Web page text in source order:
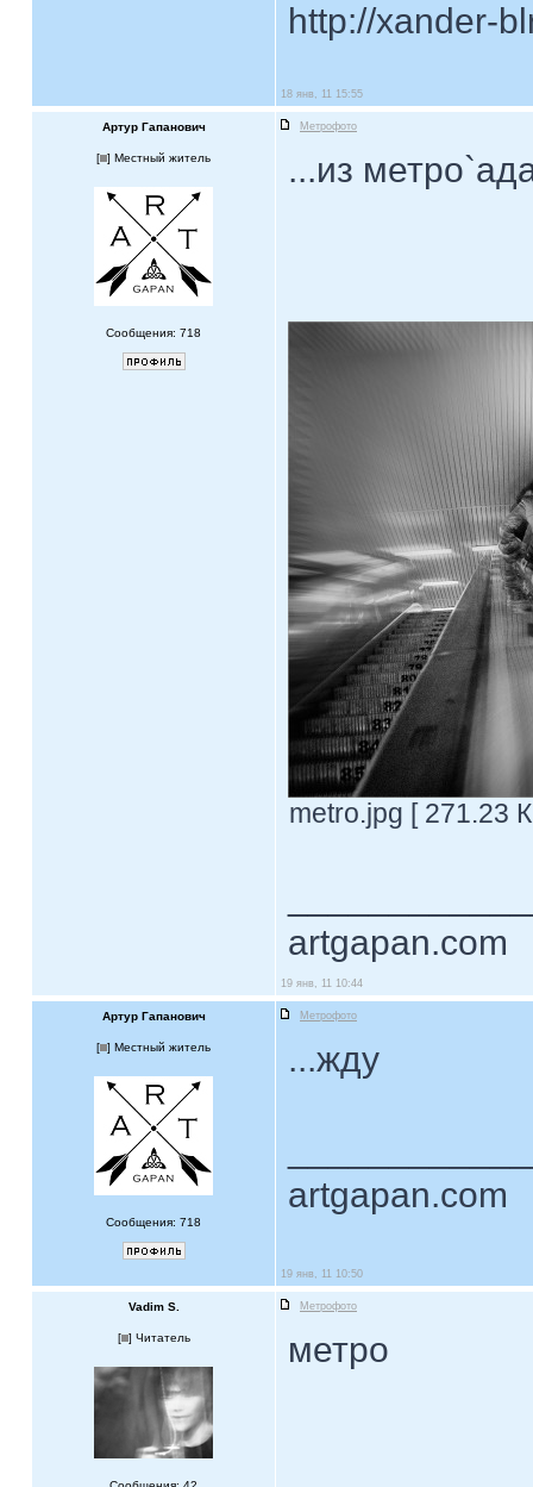
http://xander-
18 янв, 11 15:55
Артур Гапанович Метрофото
[ ] Местный житель
Сообщения: 718
...из
metro.jpg [ 271.23
artgapan.com
19 янв, 11 10:44
Артур Гапанович Метрофото
[ ] Местный житель
Сообщения: 718
...жду
artgapan.com
19 янв, 11 10:50
Vadim S. Метрофото
[ ] Читатель метро